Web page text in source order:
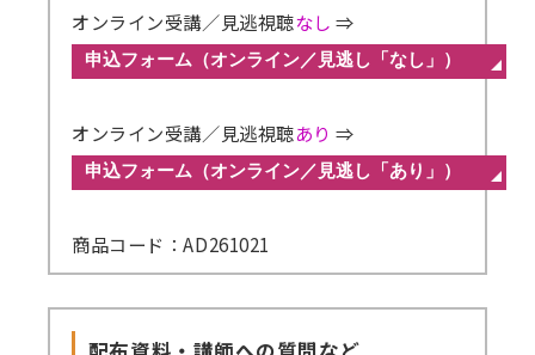
オンライン受講／見逃視聴なし ⇒
オンライン受講／見逃視聴あり ⇒
商品コード：AD261021